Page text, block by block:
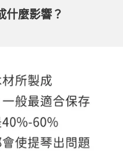
什麼影響？